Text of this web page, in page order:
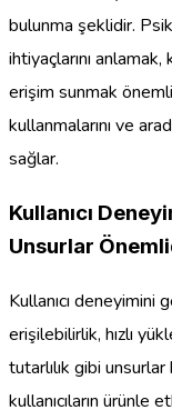
bulunma şeklidir.
ihtiyaçlarını
erişim sunmak
kullanmalarını ve
sağlar.
Kullanıcı
Unsurlar
Kullanıcı deneyimini
erişilebilirlik, hızlı
tutarlılık gibi
kullanıcıların ürünle